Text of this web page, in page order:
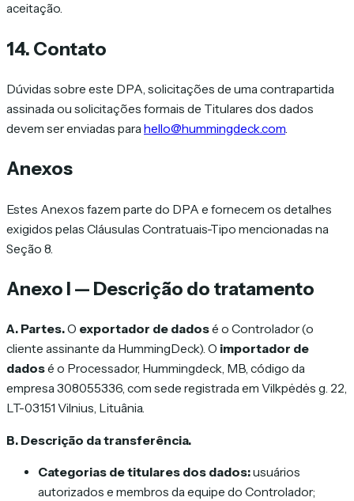
aceitação.
14. Contato
Dúvidas sobre este DPA, solicitações de uma contrapartida
assinada ou solicitações formais de Titulares dos dados
devem ser enviadas parahello@hummingdeck.com.
Anexos
Estes Anexos fazem parte do DPA e fornecem os detalhes
exigidos pelas Cláusulas Contratuais-Tipo mencionadas na
Seção 8.
Anexo I — Descrição do tratamento
A. Partes.O exportador de dadosé o Controlador (o
cliente assinante da HummingDeck). O importador de
dadosé o Processador, Hummingdeck, MB, código da
empresa 308055336, com sede registrada em Vilkpėdės g. 22,
LT-03151 Vilnius, Lituânia.
B. Descrição da transferência.
Categorias de titulares dos dados:usuários
autorizados e membros da equipe do Controlador;